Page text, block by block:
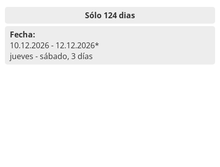
Sólo 124 dias
Fecha:
10.12.2026 - 12.12.2026*
jueves - sábado, 3 días